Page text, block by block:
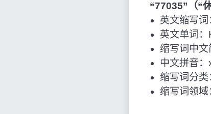
“77035”（“
英文缩写
英文单词
缩写词中文
中文拼音
缩写词分类
缩写词领